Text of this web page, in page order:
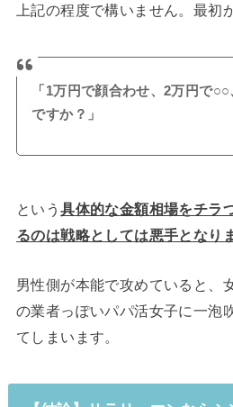
上記の程度で構いません。最初
「1万円で顔合わせ、2万円で
ですか？」
という具体的な金額相場をチラ
るのは戦略としては悪手となり
男性側が本能で攻めていると、
の業者っぽいパパ活女子に一泡
てしまいます。